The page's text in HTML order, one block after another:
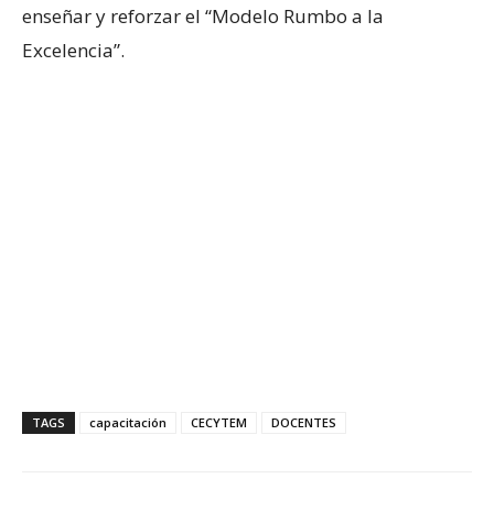
enseñar y reforzar el “Modelo Rumbo a la
Excelencia”.
TAGS capacitación CECYTEM DOCENTES